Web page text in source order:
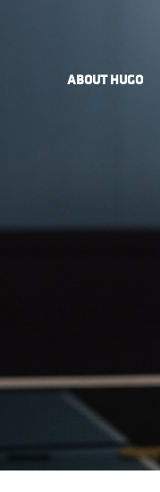
ABOUT HUGO